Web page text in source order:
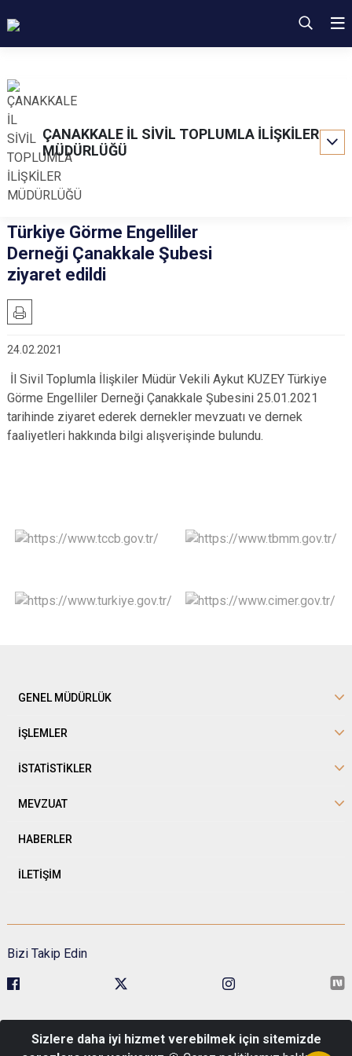
ÇANAKKALE İL SİVİL TOPLUMLA İLİŞKİLER
MÜDÜRLÜĞÜ
Türkiye Görme Engelliler
Derneği Çanakkale Şubesi
ziyaret edildi
24.02.2021
İl Sivil Toplumla İlişkiler Müdür Vekili Aykut KUZEY Türkiye
Görme Engelliler Derneği Çanakkale Şubesini 25.01.2021
tarihinde ziyaret ederek dernekler mevzuatı ve dernek
faaliyetleri hakkında bilgi alışverişinde bulundu.
GENEL MÜDÜRLÜK
İŞLEMLER
İSTATİSTİKLER
MEVZUAT
HABERLER
İLETİŞİM
Bizi Takip Edin
No:1 Pk: 06680 Çankaya/Ankara
Sizlere daha iyi hizmet verebilmek için sitemizde